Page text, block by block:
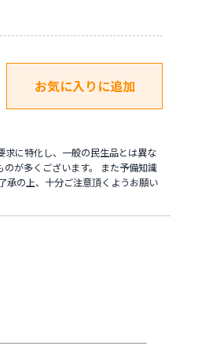
に特化し、一般の民生品とは異な
が多くございます。 また予備知識
承の上、十分ご注意頂くようお願い